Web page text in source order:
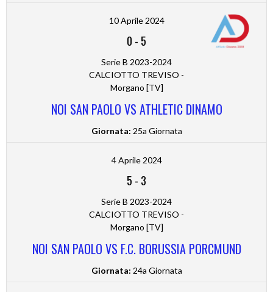
10 Aprile 2024
0 - 5
Serie B 2023-2024
CALCIOTTO TREVISO -
Morgano [TV]
NOI SAN PAOLO VS ATHLETIC DINAMO
Giornata: 25a Giornata
4 Aprile 2024
5 - 3
Serie B 2023-2024
CALCIOTTO TREVISO -
Morgano [TV]
NOI SAN PAOLO VS F.C. BORUSSIA PORCMUND
Giornata: 24a Giornata